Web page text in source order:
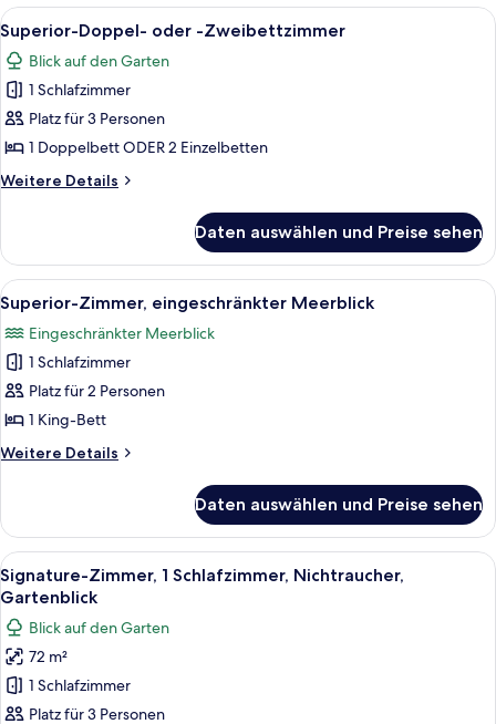
Schlafzimmer,
Nichtraucher,
Meerblick
Alle
Fotos
für
Superior-
Doppel-
oder
-
Zweibettzimmer
Ein Hotelzimmer mit Bett,
9
Superior-Doppel- oder -Zweibettzimmer
Blick auf den Garten
1 Schlafzimmer
Platz für 3 Personen
1 Doppelbett ODER 2 Einzelbetten
Weitere Details
Weitere
Doppel-
oder
-
Zweibettzimmer
Daten auswählen und Preise sehen
Alle
Fotos
für
Superior-
Zimmer,
eingeschränkter
Meerblick
anzeigen
Ein Zimmer mit einem Bett, zwei
5
Superior-Zimmer, eingeschränkter Meerblick
Eingeschränkter Meerblick
1 Schlafzimmer
Platz für 2 Personen
1 King-Bett
Weitere Details
Weitere
Zimmer,
eingeschränkter
Meerblick
Daten auswählen und Preise sehen
Alle
Fotos
für
Signature-
Zimmer,
Schlafzimmer,
Signature-Zimmer, 1 Schlafzimmer,
5
Signature-Zimmer, 1 Schlafzimmer, Nichtraucher,
Gartenblick
Blick auf den Garten
72 m²
1 Schlafzimmer
Platz für 3 Personen